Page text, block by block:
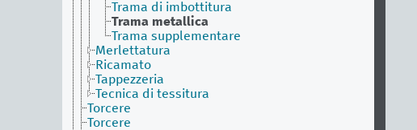
Trama di imbottitura
Trama metallica
Trama supplementare
Merlettatura
Ricamato
Tappezzeria
Tecnica di tessitura
Torcere
Torcere